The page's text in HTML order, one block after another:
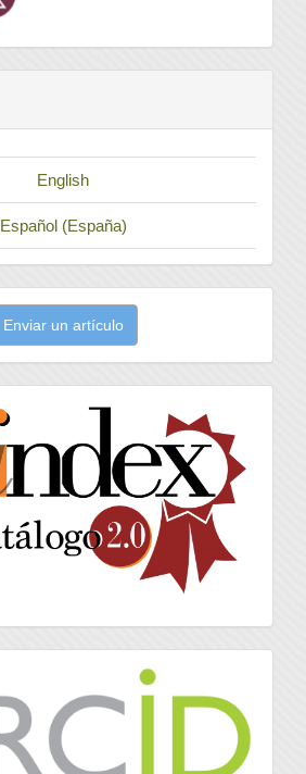
English
Español (España)
Enviar un artículo